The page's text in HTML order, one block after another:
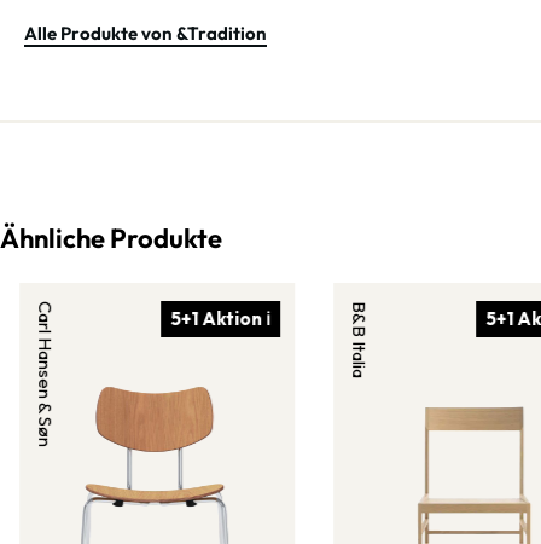
Alle Produkte von &Tradition
Ähnliche Produkte
5+1 Aktion ℹ
Carl Hansen & Søn 5+1
B&B Italia